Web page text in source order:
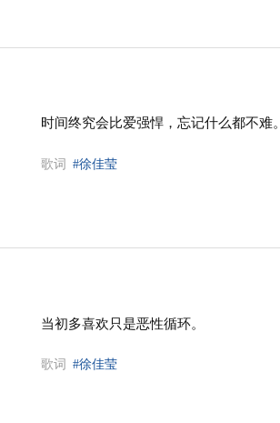
时间终究会比爱强悍，忘记什么都不难。
歌词 #徐佳莹
当初多喜欢只是恶性循环。
歌词 #徐佳莹